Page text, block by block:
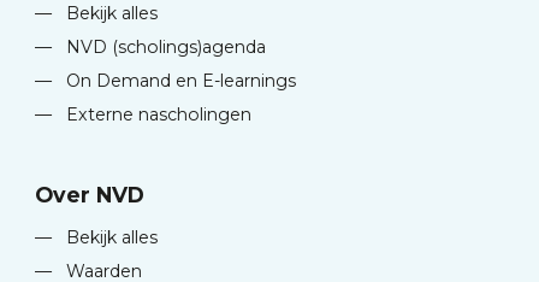
—
Bekijk alles
—
NVD (scholings)agenda
—
On Demand en E-learnings
—
Externe nascholingen
Over NVD
—
Bekijk alles
—
Waarden